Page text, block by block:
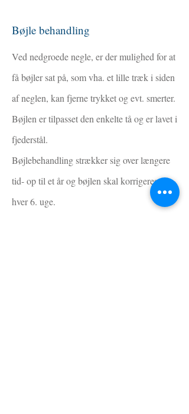
Bøjle behandling
Ved nedgroede negle, er der mulighed for at
få bøjler sat på, som vha. et lille træk i siden
af neglen, kan fjerne trykket og evt. smerter.
Bøjlen er tilpasset den enkelte tå og er lavet i
fjederstål.
Bøjlebehandling strækker sig over længere
tid- op til et år og bøjlen skal korrigeres ca.
hver 6. uge.